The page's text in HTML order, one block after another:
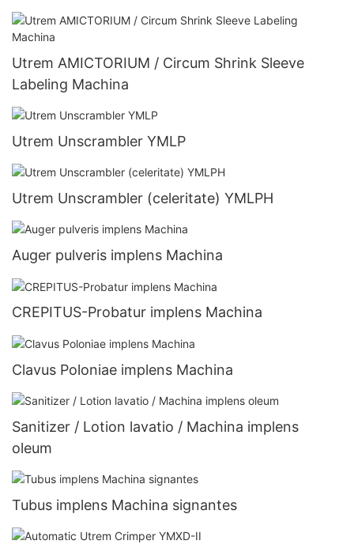
Utrem AMICTORIUM / Circum Shrink Sleeve
Labeling Machina
Utrem Unscrambler YMLP
Utrem Unscrambler (celeritate) YMLPH
Auger pulveris implens Machina
CREPITUS-Probatur implens Machina
Clavus Poloniae implens Machina
Sanitizer / Lotion lavatio / Machina implens
oleum
Tubus implens Machina signantes